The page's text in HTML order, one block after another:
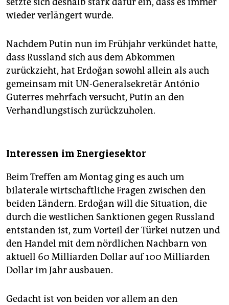
wieder verlängert wurde.
Nachdem Putin nun im Frühjahr verkündet hatte,
dass Russland sich aus dem Abkommen
zurückzieht, hat Erdoğan sowohl allein als auch
gemeinsam mit UN-Generalsekretär António
Guterres mehrfach versucht, Putin an den
Verhandlungstisch zurückzuholen.
Interessen im Energiesektor
Beim Treffen am Montag ging es auch um
bilaterale wirtschaftliche Fragen zwischen den
beiden Ländern. Erdoğan will die Situation, die
durch die westlichen Sanktionen gegen Russland
entstanden ist, zum Vorteil der Türkei nutzen und
den Handel mit dem nördlichen Nachbarn von
aktuell 60 Milliarden Dollar auf 100 Milliarden
Dollar im Jahr ausbauen.
Gedacht ist von beiden vor allem an den